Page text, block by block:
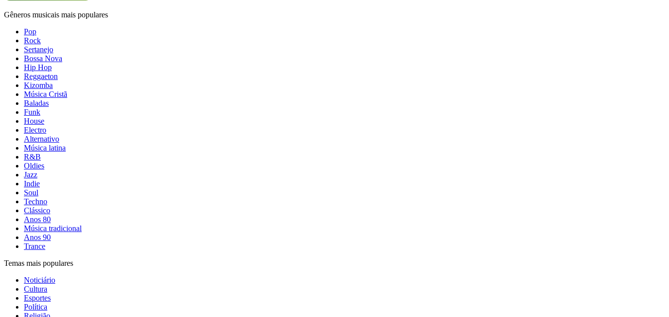
Gêneros musicais mais populares
Pop
Rock
Sertanejo
Bossa Nova
Hip Hop
Reggaeton
Kizomba
Música Cristã
Baladas
Funk
House
Electro
Alternativo
Música latina
R&B
Oldies
Jazz
Indie
Soul
Techno
Clássico
Anos 80
Música tradicional
Anos 90
Trance
Temas mais populares
Noticiário
Cultura
Esportes
Política